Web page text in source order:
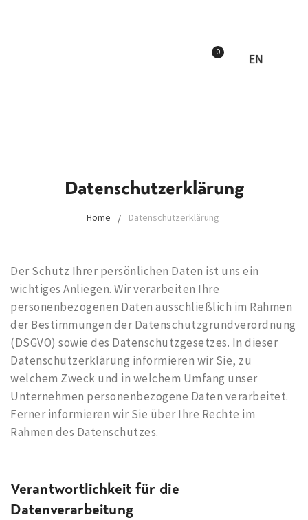
0
EN
Datenschutzerklärung
Home Datenschutzerklärung
Der Schutz Ihrer persönlichen Daten ist uns ein
wichtiges Anliegen. Wir verarbeiten Ihre
personenbezogenen Daten ausschließlich im Rahmen
der Bestimmungen der Datenschutzgrundverordnung
(DSGVO) sowie des Datenschutzgesetzes. In dieser
Datenschutzerklärung informieren wir Sie, zu
welchem Zweck und in welchem Umfang unser
Unternehmen personenbezogene Daten verarbeitet.
Ferner informieren wir Sie über Ihre Rechte im
Rahmen des Datenschutzes.
Verantwortlichkeit für die
Datenverarbeitung